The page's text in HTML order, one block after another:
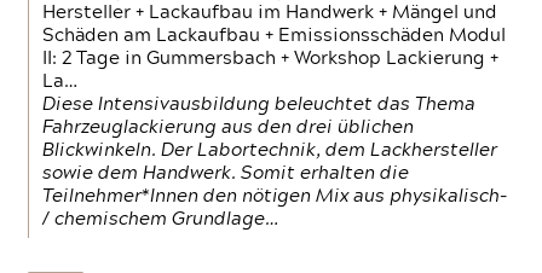
Hersteller + Lackaufbau im Handwerk + Mängel und
Schäden am Lackaufbau + Emissionsschäden Modul
II: 2 Tage in Gummersbach + Workshop Lackierung +
La…
Diese Intensivausbildung beleuchtet das Thema
Fahrzeuglackierung aus den drei üblichen
Blickwinkeln. Der Labortechnik, dem Lackhersteller
sowie dem Handwerk. Somit erhalten die
Teilnehmer*Innen den nötigen Mix aus physikalisch-
/ chemischem Grundlage…